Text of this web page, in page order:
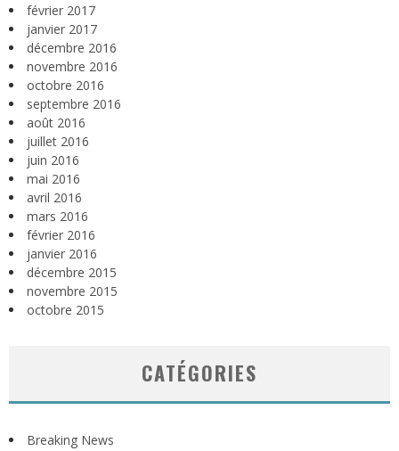
février 2017
janvier 2017
décembre 2016
novembre 2016
octobre 2016
septembre 2016
août 2016
juillet 2016
juin 2016
mai 2016
avril 2016
mars 2016
février 2016
janvier 2016
décembre 2015
novembre 2015
octobre 2015
CATÉGORIES
Breaking News